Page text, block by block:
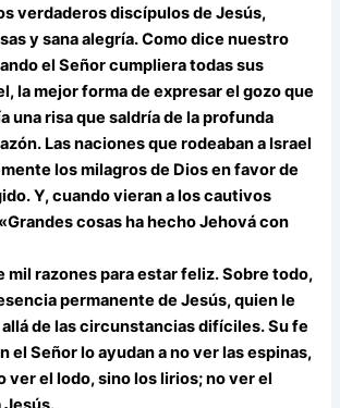
verdaderos discípulos de Jesús,
y sana alegría. Como dice nuestro
el Señor cumpliera todas sus
la mejor forma de expresar el gozo que
una risa que saldría de la profunda
Las naciones que rodeaban a Israel
los milagros de Dios en favor de
Y, cuando vieran a los cautivos
cosas ha hecho Jehová con
mil razones para estar feliz. Sobre todo,
permanente de Jesús, quien le
allá de las circunstancias difíciles. Su fe
el Señor lo ayudan a no ver las espinas,
ver el lodo, sino los lirios; no ver el